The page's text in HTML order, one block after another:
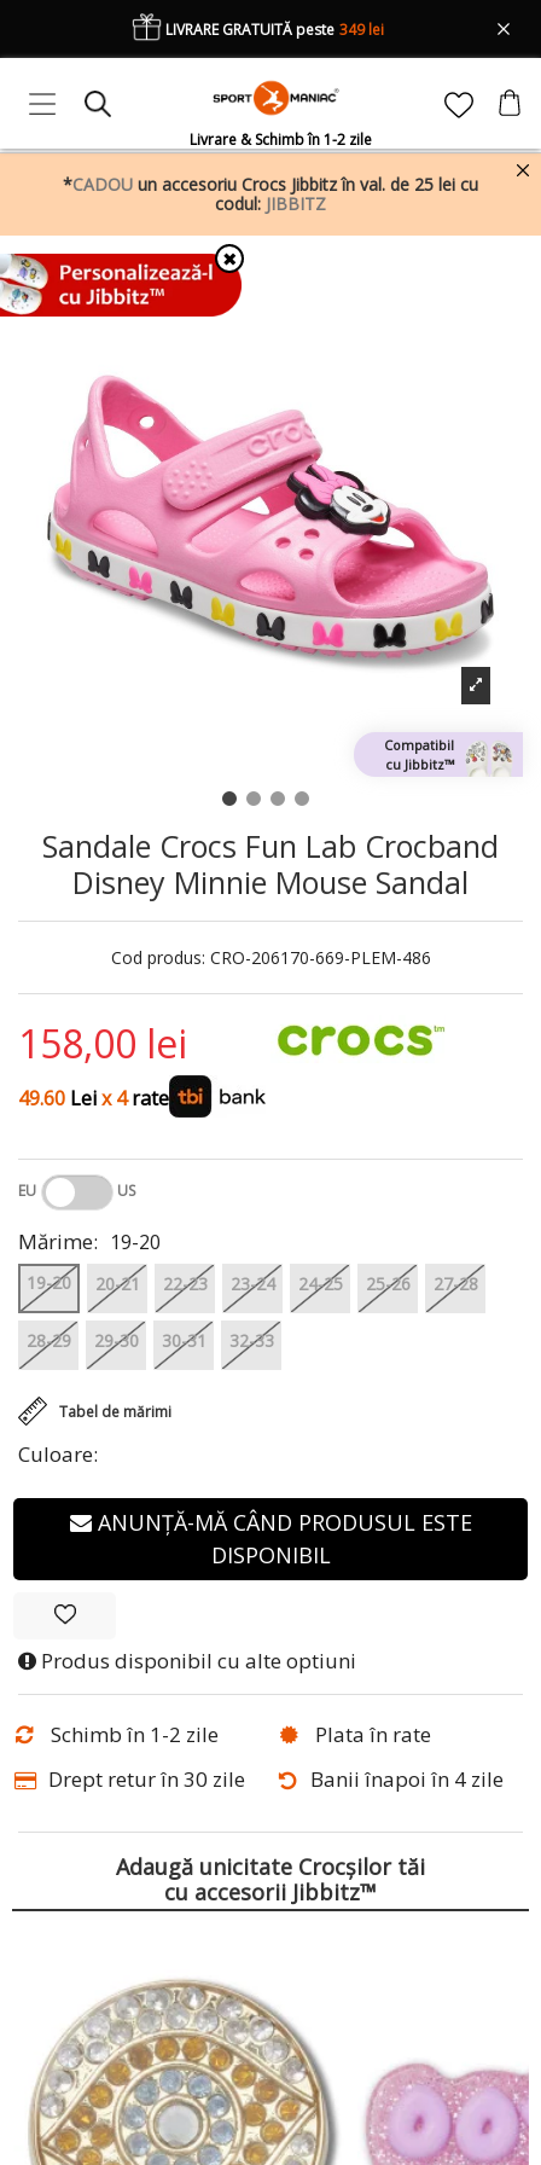
Livrare & Schimb în 1-2 zile
LIVRARE GRATUITĂ peste 349 lei
*CADOU un accesoriu Crocs Jibbitz în val. de 25 lei cu
codul: JIBBITZ
✖
Compatibil
cu Jibbitz™
Sandale Crocs Fun Lab Crocband
Disney Minnie Mouse Sandal
Cod produs: CRO-206170-669-PLEM-486
158,00 lei
49.60 Leix 4rate
EU US
Culoare:
Tabel de mărimi
Mărime: 19-20
19-20 20-21 22-23 23-24 24-25 25-26 27-28
28-29 29-30 30-31 32-33
ANUNȚĂ-MĂ CÂND PRODUSUL ESTE
DISPONIBIL
Produs disponibil cu alte optiuni
Schimb în 1-2 zile
Plata în rate
Drept retur în 30 zile
Banii înapoi în 4 zile
Adaugă unicitate Crocșilor tăi
cu accesorii Jibbitz™